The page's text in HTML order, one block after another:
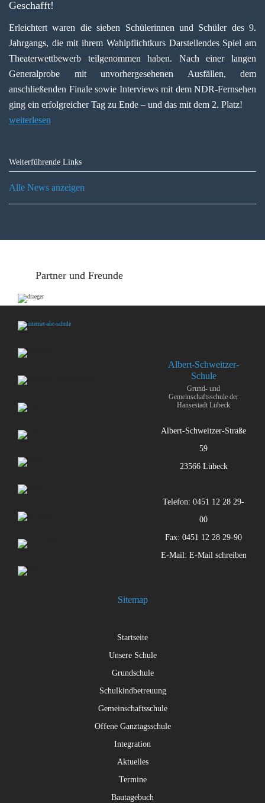
Geschafft!
Erleichtert waren die sieben Schülerinnen und Schüler des 9.
Jahrgangs, die mit ihrem Wahlpflichtkurs Darstellendes Spiel am
Theaterwettbewerb teilgenommen haben. Nach einer langen
Generalprobe mit unvorhergesehenen Ausfällen, dem
anschließenden Finale sowie Interviews mit dem NDR-Fernsehen
ging ein erfolgreicher Tag zu Ende – und das mit dem 2. Platz!
weiterlesen
Weiterführende Links
Alle News anzeigen
Partner und Freunde
Albert-Schweitzer-
Schule
Grund- und
Gemeinschaftsschule der
Hansestadt Lübeck
Albert-Schweitzer-Straße
59
23566 Lübeck
Telefon: 0451 12 28 29-
00
Fax: 0451 12 28 29-90
E-Mail: E-Mail schreiben
Sitemap
Startseite
Unsere Schule
Grundschule
Schulkindbetreuung
Gemeinschaftsschule
Offene Ganztagsschule
Integration
Aktuelles
Termine
Bautagebuch